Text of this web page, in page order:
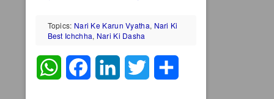
Topics: Nari Ke Karun Vyatha, Nari Ki
Best Ichchha, Nari Ki Dasha
WhatsAppFacebookLinkedInTwitter